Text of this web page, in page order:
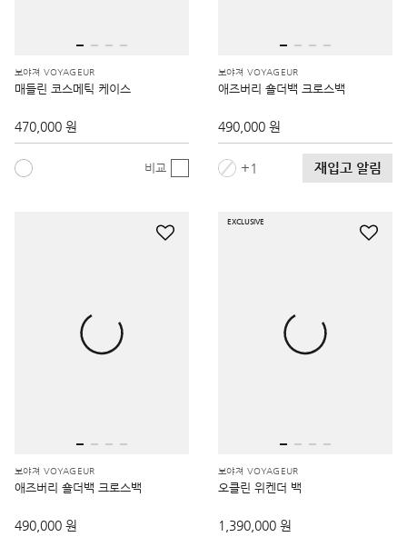
보야져 VOYAGEUR
매들린 코스메틱 케이스
470,000 원
비교
보야져 VOYAGEUR
애즈버리 숄더백 크로스백
490,000 원
1 재입고 알림
보야져 VOYAGEUR
애즈버리 숄더백 크로스백
490,000 원
EXCLUSIVE
보야져 VOYAGEUR
오클린 위켄더 백
1,390,000 원